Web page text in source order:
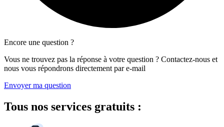
Encore une question ?
Vous ne trouvez pas la réponse à votre question ? Contactez-nous et
nous vous répondrons directement par e-mail
Envoyer ma question
Tous nos services gratuits :